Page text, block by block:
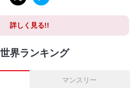
詳しく見る!!
界ランキング
マンスリー